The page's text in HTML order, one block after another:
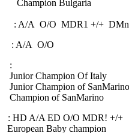
Bulgaria
A O/O MDR1 +/+
A O/O
:
Of Italy
of SanMarino
of SanMarino
A/A ED O/O MDR! +/+
Baby champion